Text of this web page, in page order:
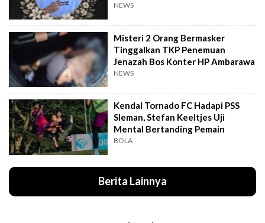
NEWS
Misteri 2 Orang Bermasker
Tinggalkan TKP Penemuan
Jenazah Bos Konter HP Ambarawa
NEWS
Kendal Tornado FC Hadapi PSS
Sleman, Stefan Keeltjes Uji
Mental Bertanding Pemain
BOLA
Berita Lainnya